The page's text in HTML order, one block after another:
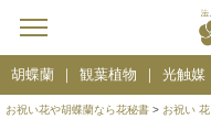
胡蝶蘭 観葉植物 光触媒
お祝い花や胡蝶蘭なら花秘書 > お祝い 花